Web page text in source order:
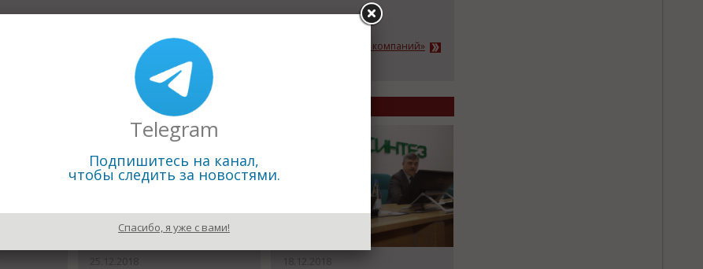
Назад к рубрике «Новости компаний»
25.12.2018
18.12.2018
Telegram
Подпишитесь на канал,
чтобы следить за новостями.
Спасибо, я уже с вами!